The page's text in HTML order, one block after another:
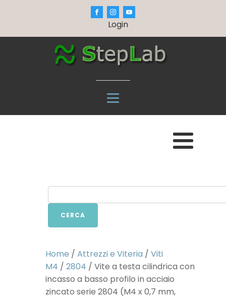
Login
CERCA
Home / Attrezzi e Viteria / Viti
M4 / 2804 / Vite a testa cilindrica con
incasso a basso profilo in acciaio
zincato serie 2804 (M4 x 0,7 mm,